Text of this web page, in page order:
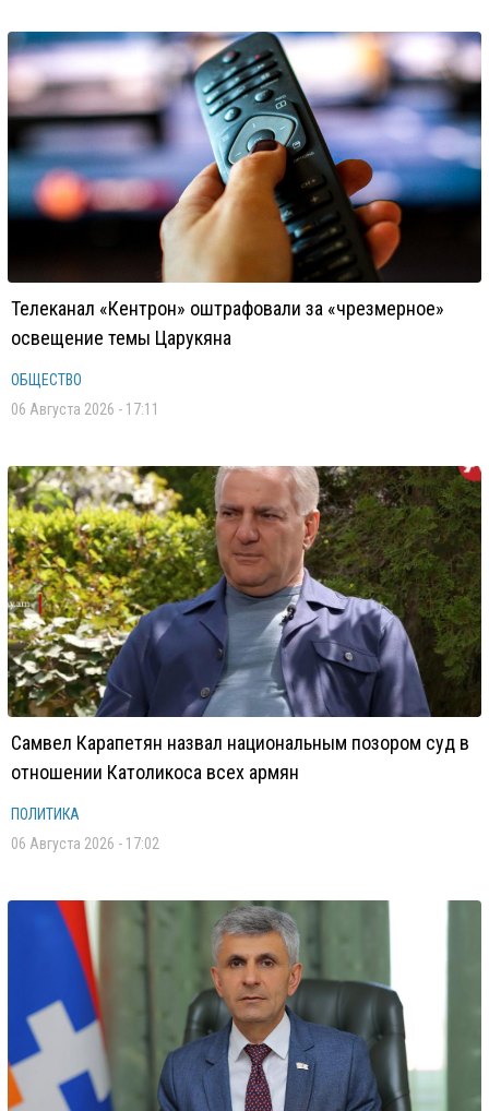
Телеканал «Кентрон» оштрафовали за «чрезмерное»
освещение темы Царукяна
ОБЩЕСТВО
06 Августа 2026 - 17:11
Самвел Карапетян назвал национальным позором суд в
отношении Католикоса всех армян
ПОЛИТИКА
06 Августа 2026 - 17:02